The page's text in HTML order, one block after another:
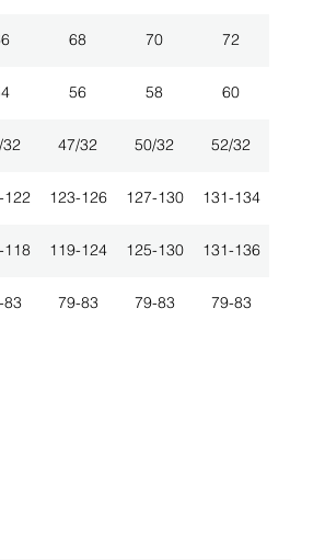
68 70 72
56 58 60
32 47/32 50/32 52/32
122 123-126 127-130 131-134
118 119-124 125-130 131-136
83 79-83 79-83 79-83